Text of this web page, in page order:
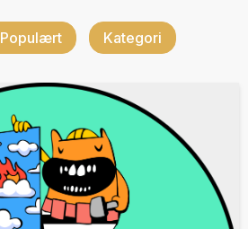
Populært Kategori